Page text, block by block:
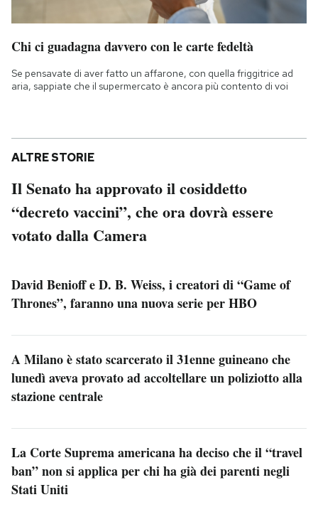
Chi ci guadagna davvero con le carte fedeltà
Se pensavate di aver fatto un affarone, con quella friggitrice ad
aria, sappiate che il supermercato è ancora più contento di voi
ALTRE STORIE
Il Senato ha approvato il cosiddetto
“decreto vaccini”, che ora dovrà essere
votato dalla Camera
David Benioff e D. B. Weiss, i creatori di “Game of
Thrones”, faranno una nuova serie per HBO
A Milano è stato scarcerato il 31enne guineano che
lunedì aveva provato ad accoltellare un poliziotto alla
stazione centrale
La Corte Suprema americana ha deciso che il “travel
ban” non si applica per chi ha già dei parenti negli
Stati Uniti